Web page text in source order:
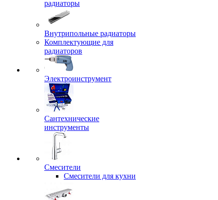
радиаторы
Внутрипольные радиаторы
Комплектующие для
радиаторов
Электроинструмент
Сантехнические
инструменты
Смесители
Смесители для кухни